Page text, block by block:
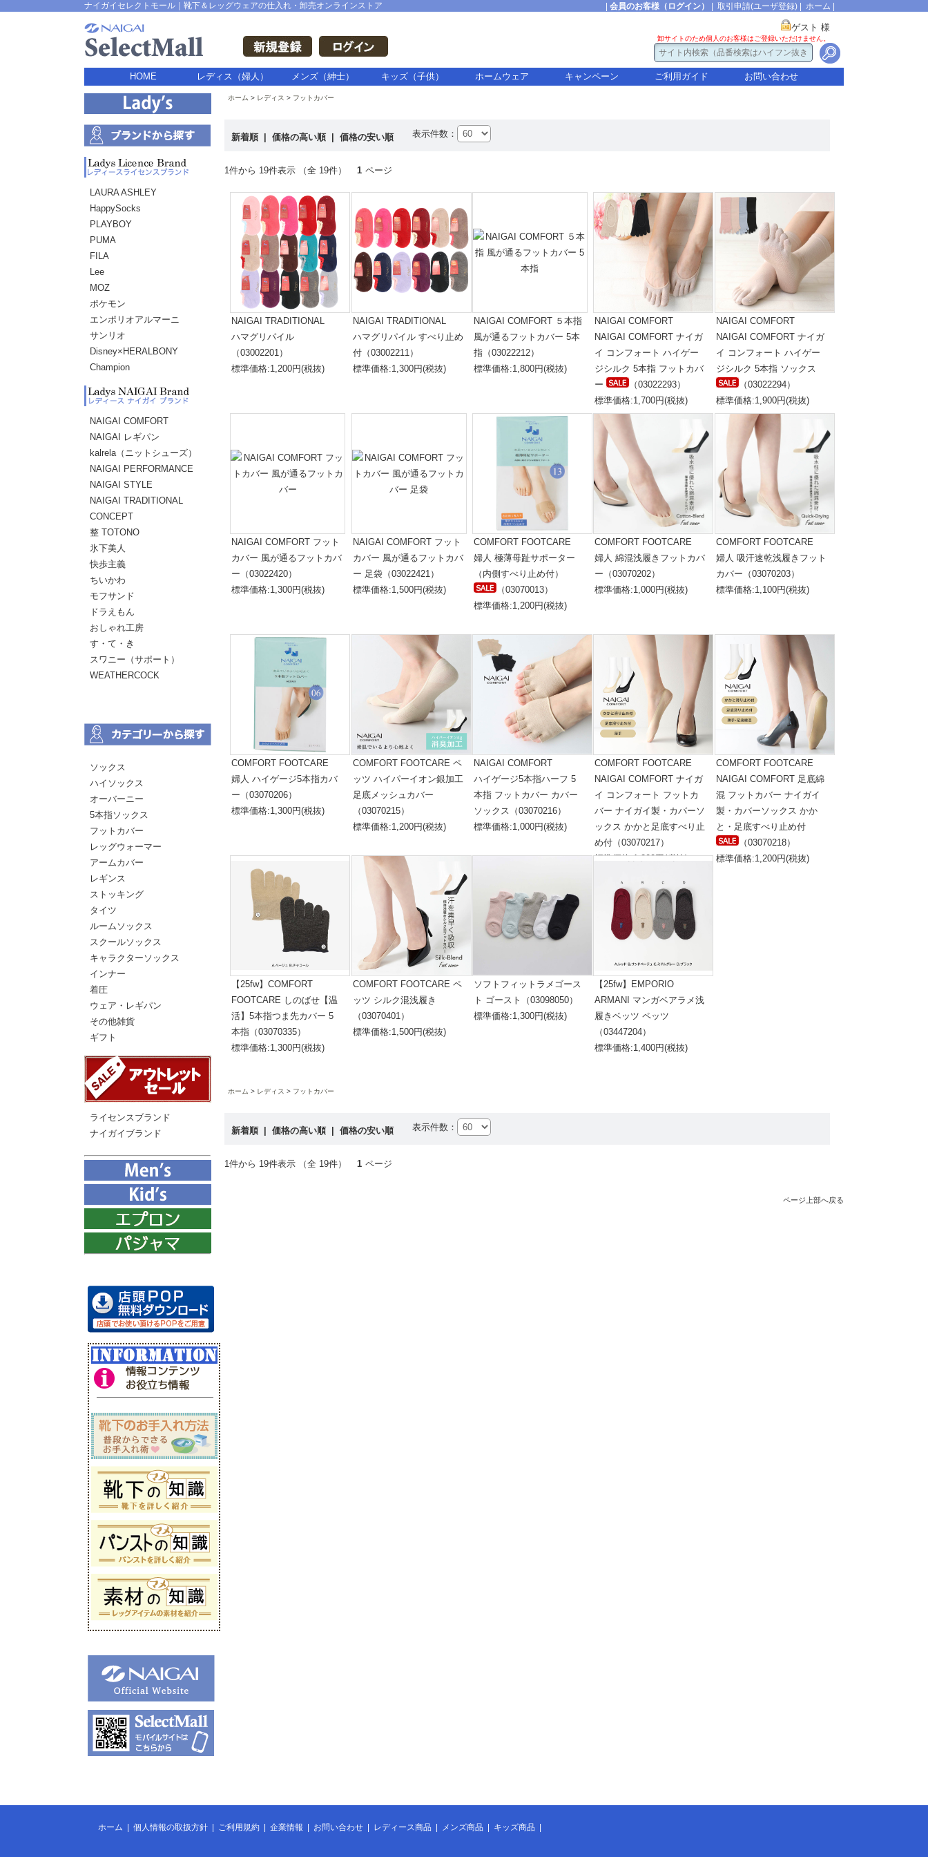
ナイガイセレクトモール｜靴下＆レッグウェアの仕入れ・卸売オンラインストア 会員のお客様（ログイン） 取引申請(ユーザ登録) ホーム
ゲスト 様
卸サイトのため個人のお客様はご登録いただけません。
HOME レディス（婦人） メンズ（紳士） キッズ（子供） ホームウェア キャンペーン ご利用ガイド お問い合わせ
LAURA ASHLEY
HappySocks
PLAYBOY
PUMA
FILA
Lee
MOZ
ポケモン
エンポリオアルマーニ
サンリオ
Disney×HERALBONY
Champion
NAIGAI COMFORT
NAIGAI レギパン
kalrela（ニットシューズ）
NAIGAI PERFORMANCE
NAIGAI STYLE
NAIGAI TRADITIONAL
CONCEPT
整 TOTONO
氷下美人
快歩主義
ちいかわ
モフサンド
ドラえもん
おしゃれ工房
す・て・き
スワニー（サポート）
WEATHERCOCK
ソックス
ハイソックス
オーバーニー
5本指ソックス
フットカバー
レッグウォーマー
アームカバー
レギンス
ストッキング
タイツ
ルームソックス
スクールソックス
キャラクターソックス
インナー
着圧
ウェア・レギパン
その他雑貨
ギフト
ライセンスブランド
ナイガイブランド
ホーム レディス フットカバー
新着順 |価格の高い順 |価格の安い順 表示件数：
1件から 19件表示 （全 19件） 1 ページ
NAIGAI TRADITIONAL
ハマグリパイル
（03002201）
標準価格:1,200円(税抜)
NAIGAI TRADITIONAL
ハマグリパイル すべり止め
付（03002211）
標準価格:1,300円(税抜)
NAIGAI COMFORT ５本指
風が通るフットカバー 5本
指（03022212）
標準価格:1,800円(税抜)
NAIGAI COMFORT
NAIGAI COMFORT ナイガ
イ コンフォート ハイゲー
ジシルク 5本指 フットカバ
ー
（03022293）
標準価格:1,700円(税抜)
NAIGAI COMFORT
NAIGAI COMFORT ナイガ
イ コンフォート ハイゲー
ジシルク 5本指 ソックス
（03022294）
標準価格:1,900円(税抜)
NAIGAI COMFORT フット
カバー 風が通るフットカバ
ー（03022420）
標準価格:1,300円(税抜)
NAIGAI COMFORT フット
カバー 風が通るフットカバ
ー 足袋（03022421）
標準価格:1,500円(税抜)
COMFORT FOOTCARE
婦人 極薄母趾サポーター
（内側すべり止め付）
（03070013）
標準価格:1,200円(税抜)
COMFORT FOOTCARE
婦人 綿混浅履きフットカバ
ー（03070202）
標準価格:1,000円(税抜)
COMFORT FOOTCARE
婦人 吸汗速乾浅履きフット
カバー（03070203）
標準価格:1,100円(税抜)
COMFORT FOOTCARE
婦人 ハイゲージ5本指カバ
ー（03070206）
標準価格:1,300円(税抜)
COMFORT FOOTCARE ペ
ッツ ハイパーイオン銀加工
足底メッシュカバー
（03070215）
標準価格:1,200円(税抜)
NAIGAI COMFORT
ハイゲージ5本指ハーフ 5
本指 フットカバー カバー
ソックス（03070216）
標準価格:1,000円(税抜)
COMFORT FOOTCARE
NAIGAI COMFORT ナイガ
イ コンフォート フットカ
バー ナイガイ製・カバーソ
ックス かかと足底すべり止
め付（03070217）
標準価格:1,200円(税抜)
COMFORT FOOTCARE
NAIGAI COMFORT 足底綿
混 フットカバー ナイガイ
製・カバーソックス かか
と・足底すべり止め付
（03070218）
標準価格:1,200円(税抜)
【25fw】COMFORT
FOOTCARE しのばせ【温
活】5本指つま先カバー 5
本指（03070335）
標準価格:1,300円(税抜)
COMFORT FOOTCARE ペ
ッツ シルク混浅履き
（03070401）
標準価格:1,500円(税抜)
ソフトフィットラメゴース
ト ゴースト（03098050）
標準価格:1,300円(税抜)
【25fw】EMPORIO
ARMANI マンガベアラメ浅
履きベッツ ペッツ
（03447204）
標準価格:1,400円(税抜)
ホーム レディス フットカバー
新着順 |価格の高い順 |価格の安い順 表示件数：
1件から 19件表示 （全 19件） 1 ページ
ページ上部へ戻る
ホーム 個人情報の取扱方針 ご利用規約 企業情報 お問い合わせ レディース商品 メンズ商品 キッズ商品